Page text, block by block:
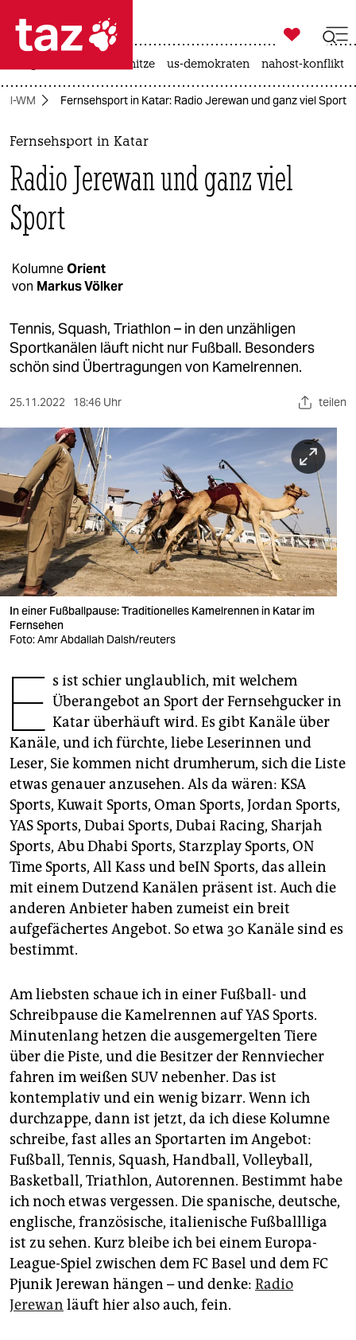
 taz zahl ich
taz zahl ich
themen
politik
öko
kultur
sport
berlin
nord
wahrheit
verlag
verlag
veranstaltungen
shop
fragen & hilfe
unterstützen
genossenschaft
epaper login

taz zahl ich
hitze us-demokraten nahost-konflikt
WM Fernsehsport in Katar: Radio Jerewan und ganz viel Sport
Fernsehsport in Katar
Radio Jerewan und ganz viel
Sport
KolumneOrient
von Markus Völker
Tennis, Squash, Triathlon – in den unzähligen
Sportkanälen läuft nicht nur Fußball. Besonders
schön sind Übertragungen von Kamelrennen.
25.11.2022 18:46 Uhr teilen
In einer Fußballpause: Traditionelles Kamelrennen in Katar im
Fernsehen
Foto: Amr Abdallah Dalsh/reuters
E s ist schier unglaublich, mit welchem
Überangebot an Sport der Fernsehgucker in
Katar überhäuft wird. Es gibt Kanäle über
Kanäle, und ich fürchte, liebe Leserinnen und
Leser, Sie kommen nicht drumherum, sich die Liste
etwas genauer anzusehen. Als da wären: KSA
Sports, Kuwait Sports, Oman Sports, Jordan Sports,
YAS Sports, Dubai Sports, Dubai Racing, Sharjah
Sports, Abu Dhabi Sports, Starzplay Sports, ON
Time Sports, All Kass und beIN Sports, das allein
mit einem Dutzend Kanälen präsent ist. Auch die
anderen Anbieter haben zumeist ein breit
aufgefächertes Angebot. So etwa 30 Kanäle sind es
bestimmt.
Am liebsten schaue ich in einer Fußball- und
Schreibpause die Kamelrennen auf YAS Sports.
Minutenlang hetzen die ausgemergelten Tiere
über die Piste, und die Besitzer der Rennviecher
fahren im weißen SUV nebenher. Das ist
kontemplativ und ein wenig bizarr. Wenn ich
durchzappe, dann ist jetzt, da ich diese Kolumne
schreibe, fast alles an Sportarten im Angebot:
Fußball, Tennis, Squash, Handball, Volleyball,
Basketball, Triathlon, Autorennen. Bestimmt habe
ich noch etwas vergessen. Die spanische, deutsche,
englische, französische, italienische Fußballliga
ist zu sehen. Kurz bleibe ich bei einem Europa-
League-Spiel zwischen dem FC Basel und dem FC
Pjunik Jerewan hängen – und denke: Radio
Jerewan läuft hier also auch, fein.